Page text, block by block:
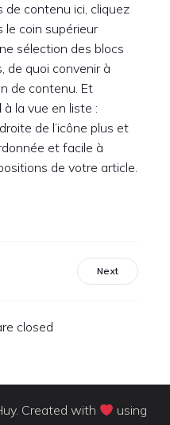
de contenu ici, cliquez
le coin supérieur
sélection des blocs
de quoi convenir à
de contenu. Et
la vue en liste :
de l’icône plus et
et facile à
de votre article.
Next
closed
Created with
using